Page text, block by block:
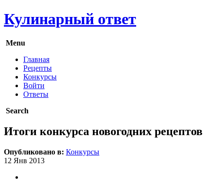
Кулинарный ответ
Menu
Главная
Рецепты
Конкурсы
Войти
Ответы
Search
Итоги конкурса новогодних рецептов
Опубликовано в: Конкурсы
12 Янв 2013